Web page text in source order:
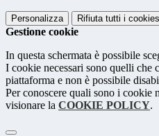
Personalizza Rifiuta tutti i cookies
Gestione cookie
In questa schermata è possibile
I cookie necessari sono quelli che
piattaforma e non è possibile
Per conoscere quali sono i cookie
visionare la COOKIE POLICY.